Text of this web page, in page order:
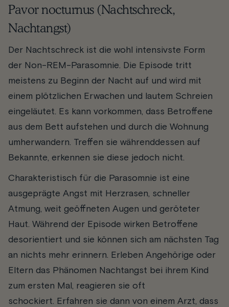
Pavor nocturnus (Nachtschreck,
Nachtangst)
Der Nachtschreck ist die wohl intensivste Form
der Non-REM-Parasomnie. Die Episode tritt
meistens zu Beginn der Nacht auf und wird mit
einem plötzlichen Erwachen und lautem Schreien
eingeläutet. Es kann vorkommen, dass Betroffene
aus dem Bett aufstehen und durch die Wohnung
umherwandern. Treffen sie währenddessen auf
Bekannte, erkennen sie diese jedoch nicht.
Charakteristisch für die Parasomnie ist eine
ausgeprägte Angst mit Herzrasen, schneller
Atmung, weit geöffneten Augen und geröteter
Haut. Während der Episode wirken Betroffene
desorientiert und sie können sich am nächsten Tag
an nichts mehr erinnern. Erleben Angehörige oder
Eltern das Phänomen Nachtangst bei ihrem Kind
zum ersten Mal, reagieren sie oft
schockiert. Erfahren sie dann von einem Arzt, dass